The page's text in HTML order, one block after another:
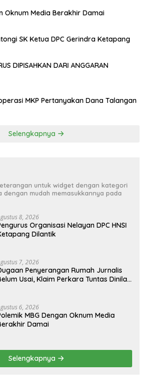
Oknum Media Berakhir Damai
SK Ketua DPC Gerindra Ketapang
DIPISAHKAN DARI ANGGARAN
MKP Pertanyakan Dana Talangan
Selengkapnya
untuk widget dengan kategori
mudah memasukkannya pada
8, 2026
Organisasi Nelayan DPC HNSI
Dilantik
7, 2026
Penyerangan Rumah Jurnalis
Usai, Klaim Perkara Tuntas Dinilai
6, 2026
MBG Dengan Oknum Media
Damai
Selengkapnya